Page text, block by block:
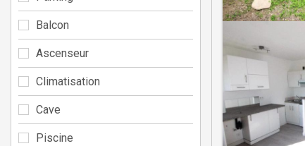
Balcon
Ascenseur
Climatisation
Cave
Piscine